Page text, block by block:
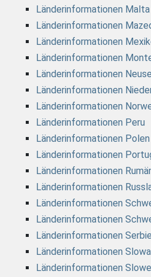
Länderinformationen Malta
Länderinformationen
Länderinformationen
Länderinformationen
Länderinformationen
Länderinformationen
Länderinformationen
Länderinformationen Peru
Länderinformationen Polen
Länderinformationen
Länderinformationen
Länderinformationen
Länderinformationen
Länderinformationen
Länderinformationen
Länderinformationen
Länderinformationen